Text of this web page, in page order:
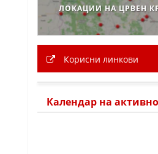
ЛОКАЦИИ НА ЦРВЕН
Корисни линкови
Календар на